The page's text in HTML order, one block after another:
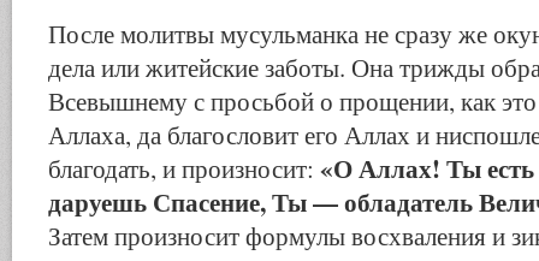
После молитвы мусульманка не сразу же
дела или житейские заботы. Она трижды
Всевышнему с просьбой о прощении, как это
Аллаха, да благословит его Аллах и
благодать, и произносит: «О Аллах! Ты есть
даруешь Спасение, Ты — обладатель
Затем произносит формулы восхваления и